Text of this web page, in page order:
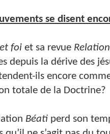
se disent
foi et sa revue
depuis la dérive des
ils encore
totale de la Doctrine?
Béati perd son